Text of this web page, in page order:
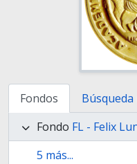
Fondos
Fondo FL - Felix
5 más...